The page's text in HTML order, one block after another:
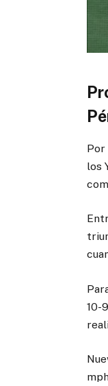
Por
los
10-